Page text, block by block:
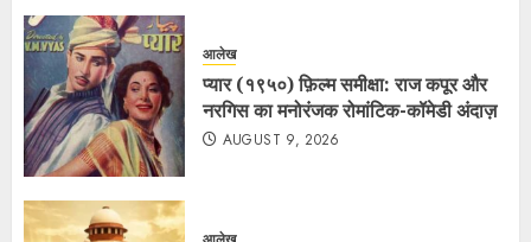
आलेख
प्यार (१९५०) फ़िल्म समीक्षा: राज कपूर और
नरगिस का मनोरंजक रोमांटिक-कॉमेडी अंदाज़
AUGUST 9, 2026